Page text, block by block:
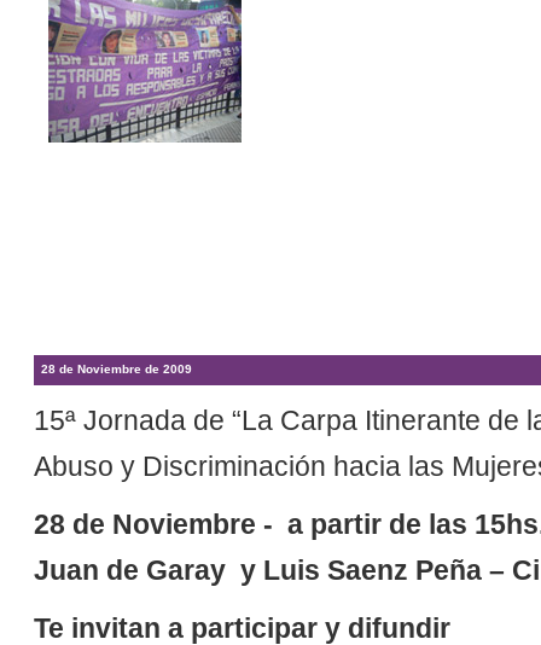
28 de Noviembre de 2009
15ª Jornada de “La Carpa Itinerante de
Abuso y Discriminación hacia las
28 de Noviembre - a partir de las
Juan de Garay y Luis Saenz Peña –
Te invitan a participar y difundir